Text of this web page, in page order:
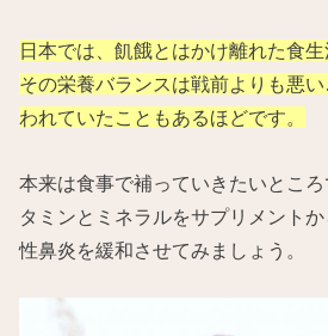
日本では、飢餓とはかけ離れた食生
その栄養バランスは戦前よりも悪
われていたこともあるほどです。
本来は食事で補っていきたいとこ
タミンとミネラルをサプリメント
性鼻炎を緩和させてみましょう。